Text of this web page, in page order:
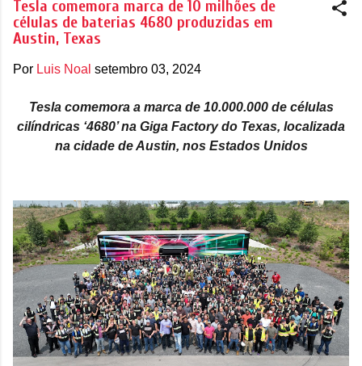
Tesla comemora marca de 10 milhões de
células de baterias 4680 produzidas em
Austin, Texas
Por Luis Noal setembro 03, 2024
Tesla comemora a marca de 10.000.000 de células
cilíndricas ‘4680’ na Giga Factory do Texas, localizada
na cidade de Austin, nos Estados Unidos